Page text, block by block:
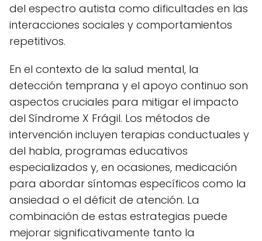
del espectro autista como dificultades en las
interacciones sociales y comportamientos
repetitivos.
En el contexto de la salud mental, la
detección temprana y el apoyo continuo son
aspectos cruciales para mitigar el impacto
del Síndrome X Frágil. Los métodos de
intervención incluyen terapias conductuales y
del habla, programas educativos
especializados y, en ocasiones, medicación
para abordar síntomas específicos como la
ansiedad o el déficit de atención. La
combinación de estas estrategias puede
mejorar significativamente tanto la